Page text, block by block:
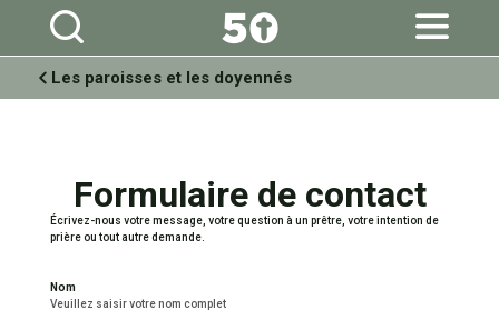
Aller
personnels
Les paroisses et les doyennés
Formulaire de contact
Écrivez-nous votre message, votre question à un prêtre, votre intention de
prière ou tout autre demande.
Nom
Veuillez saisir votre nom complet